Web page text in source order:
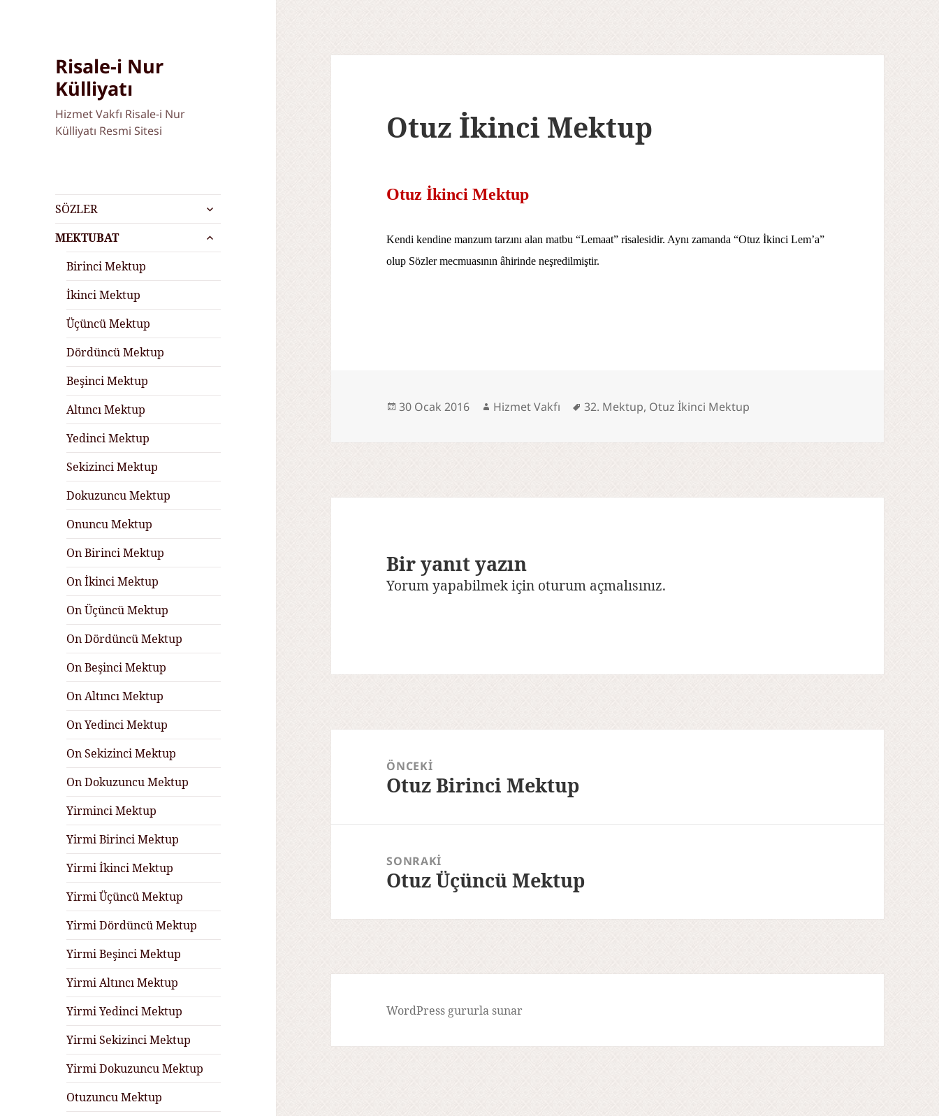
Risale-i Nur
Külliyatı
Hizmet Vakfı Risale-i Nur
Külliyatı Resmi Sitesi
SÖZLER
alt
menüyü
genişlet
MEKTUBAT
alt
menüyü
Birinci Mektup
İkinci Mektup
Üçüncü Mektup
Dördüncü Mektup
Beşinci Mektup
Altıncı Mektup
Yedinci Mektup
Sekizinci Mektup
Dokuzuncu Mektup
Onuncu Mektup
On Birinci Mektup
On İkinci Mektup
On Üçüncü Mektup
On Dördüncü Mektup
On Beşinci Mektup
On Altıncı Mektup
On Yedinci Mektup
On Sekizinci Mektup
On Dokuzuncu Mektup
Yirminci Mektup
Yirmi Birinci Mektup
Yirmi İkinci Mektup
Yirmi Üçüncü Mektup
Yirmi Dördüncü Mektup
Yirmi Beşinci Mektup
Yirmi Altıncı Mektup
Yirmi Yedinci Mektup
Yirmi Sekizinci Mektup
Yirmi Dokuzuncu Mektup
Otuzuncu Mektup
Otuz İkinci Mektup
Otuz İkinci Mektup
Kendi kendine manzum tarzını alan matbu “Lemaat” risalesidir. Aynı zamanda “Otuz İkinci Lem’a”
olup Sözler mecmuasının âhirinde neşredilmiştir.
Yayın
30 Ocak 2016 Yazar
Hizmet Vakfı Etiketler
32. Mektup, Otuz İkinci Mektup
Bir yanıt yazın
Yorum yapabilmek için oturum açmalısınız.
gezinmesiÖNCEKI
Önceki
Otuz Birinci Mektup
SONRAKI
Sonraki
Otuz Üçüncü Mektup
WordPress gururla sunar